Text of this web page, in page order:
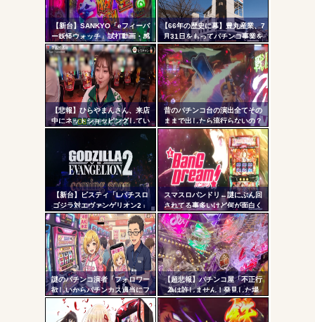
AngelBeats!とかいうクソアニメの思い出ｗｗｗ
Powered by livedoor 相互RSS
【新台】SANKYO「eフィーバ
ー妖怪ウォッチ」試打動画・感
想まとめ！流石にこれは覇権だ
ろ！SSS評価
【66年の歴史に幕】豊丸産業、7
月31日をもってパチンコ事業を
停止へ ナナシーやコマコマ倶
楽部マやウィッチブレイド…た
くさんの名機をありがとう
【悲報】ひらやまんさん、来店
中にネットショッピングしてい
ーさんに密告されてしまう…
昔のパチンコ台の演出全てその
ままで出したら流行らないの？
【新台】ビスティ「Lパチスロ
ゴジラ対エヴァンゲリオン2」
PV第一弾公開！Gの衝撃再
来！！！
スマスロバンドリ←謎にぶん回
されてる事多いけど何が面白く
て打ってるの？？？
謎のパチンコ演者「フォロワー
欲しいからパチンカス適当にフ
ォローしよう」「フォロー返し
て来ないやつリムろ」←これで
【超悲報】パチンコ屋「不正行
為は許しません！発見した場
合、警察へ通報します
よ！！！」
リン
- 固
定リ
ンク
自動
更新
ツー